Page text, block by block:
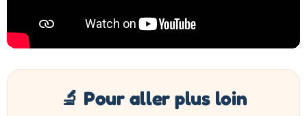
🔬 Pour aller plus loin